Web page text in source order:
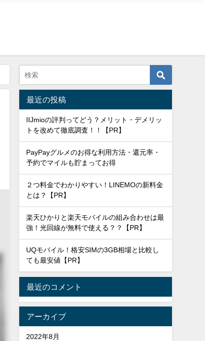
最近の投稿
IIJmioの評判ってどう？メリット・デメリッ
トを改めて徹底調査！！【PR】
PayPayグルメのお得な利用方法・還元率・
予約でマイルも貯まってお得
２つ料金でわかりやすい！LINEMOの新料金
とは？【PR】
楽天ひかりと楽天モバイルの組み合わせは最
強！光回線が無料で使える？？【PR】
UQモバイル！格安SIMの3GB相場と比較し
ても最安値【PR】
最近のコメント
アーカイブ
2022年8月